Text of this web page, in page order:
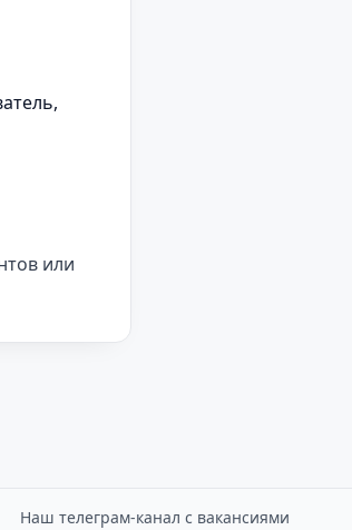
или
Наш телеграм-канал с вакансиями